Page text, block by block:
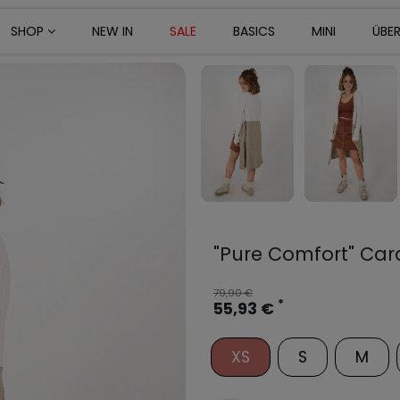
SHOP NEW IN SALE BASICS MINI
"Pure Comfort"
79,90 €
55,93 € *
XS S M